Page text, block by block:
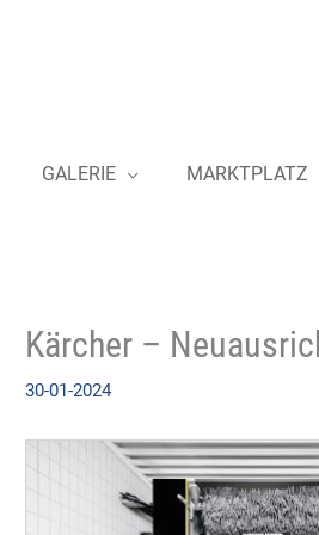
GALERIE MARKTPLATZ
Kärcher –
30-01-2024